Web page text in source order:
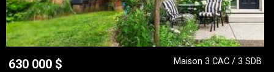
630 000 $
Maison 3 CAC / 3 SDB